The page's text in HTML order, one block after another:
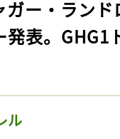
ガー・ラン
表。GHG1
ル